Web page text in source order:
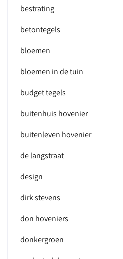
bestrating
betontegels
bloemen
bloemen in de tuin
budget tegels
buitenhuis hovenier
buitenleven hovenier
de langstraat
design
dirk stevens
don hoveniers
donkergroen